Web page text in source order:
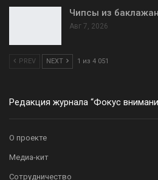
Чипсы из
Авг 7, 2026
PREV NEXT 1 из 4 051
Редакция журнала “Фокус
О проекте
Медиа-кит
Сотрудничество